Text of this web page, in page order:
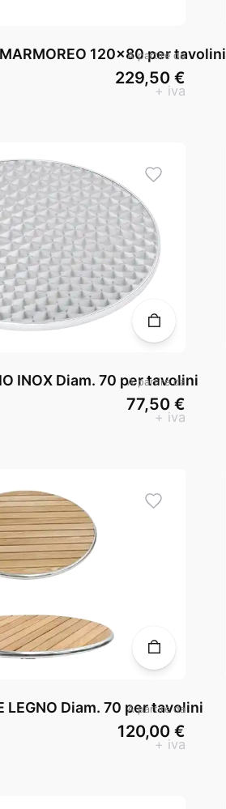
120x80 per tavolini
A partire da
229,50 €
+ iva
INOX Diam. 70 per tavolini
A partire da
77,50 €
+ iva
LEGNO Diam. 70 per tavolini
A partire da
120,00 €
+ iva